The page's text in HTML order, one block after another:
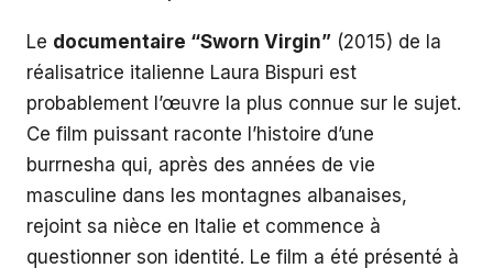
Le documentaire “Sworn Virgin” (2015) de la
réalisatrice italienne Laura Bispuri est
probablement l’œuvre la plus connue sur le sujet.
Ce film puissant raconte l’histoire d’une
burrnesha qui, après des années de vie
masculine dans les montagnes albanaises,
rejoint sa nièce en Italie et commence à
questionner son identité. Le film a été présenté à